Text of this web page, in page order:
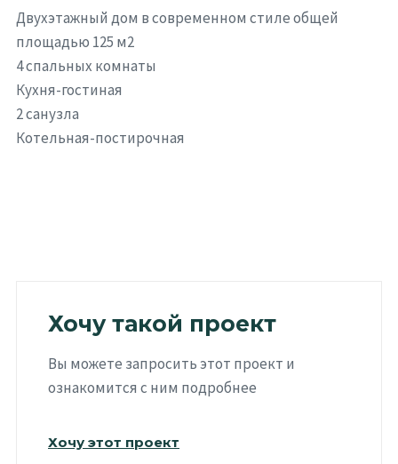
Двухэтажный дом в современном стиле общей
площадью 125 м2
4 спальных комнаты
Кухня-гостиная
2 санузла
Котельная-постирочная
Хочу такой проект
Вы можете запросить этот проект и
ознакомится с ним подробнее
Хочу этот проект